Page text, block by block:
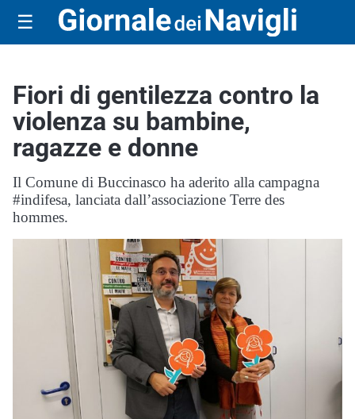
☰
Fiori di gentilezza contro la
violenza su bambine,
ragazze e donne
Il Comune di Buccinasco ha aderito alla campagna
#indifesa, lanciata dall’associazione Terre des
hommes.